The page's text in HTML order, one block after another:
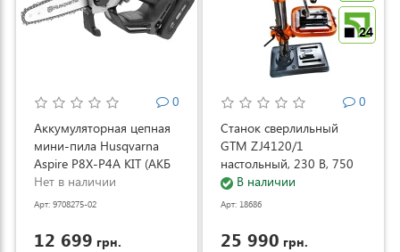
0
Аккумуляторная цепная
мини-пила Husqvarna
Aspire P8X-P4A KIT (АКБ
и ЗУ) (9708275-02)
Нет в наличии
Арт: 9708275-02
12 699 грн.
24
0
Станок сверлильный
GTM ZJ4120/1
настольный, 230 В, 750
Вт (ZJ4120/1)
В наличии
Арт: 18686
25 990 грн.